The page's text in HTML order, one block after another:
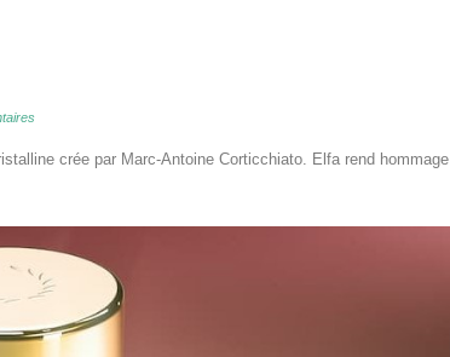
crée par Marc-Antoine Corticchiato. Elfa rend hommage